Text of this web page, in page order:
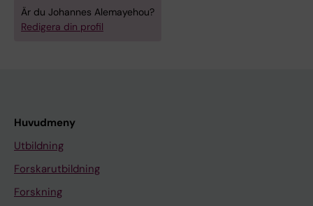
Är du Johannes Alemayehou?
Redigera din profil
Huvudmeny
Utbildning
Forskarutbildning
Forskning